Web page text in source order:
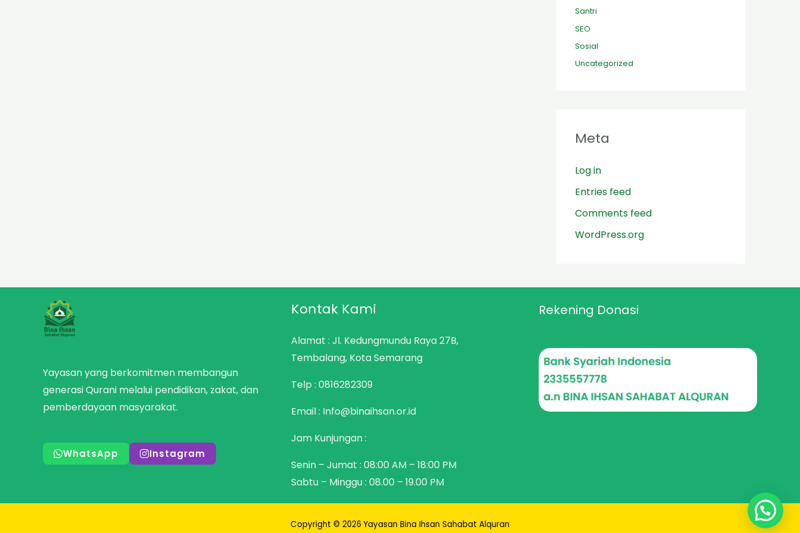
Santri
SEO
Sosial
Uncategorized
Meta
Log in
Entries feed
Comments feed
WordPress.org
Yayasan yang berkomitmen membangun
generasi Qurani melalui pendidikan, zakat, dan
pemberdayaan masyarakat.
WhatsApp Instagram
Kontak Kami
Alamat : Jl. Kedungmundu Raya 27B,
Tembalang, Kota Semarang
Telp : 0816282309
Email : Info@binaihsan.or.id
Jam Kunjungan :
Senin – Jumat : 08:00 AM – 18:00 PM
Sabtu – Minggu : 08.00 – 19.00 PM
Rekening Donasi
Copyright © 2026 Yayasan Bina Ihsan Sahabat Alquran